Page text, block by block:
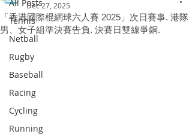
All Posts
Tennis
Netball
Rugby
Baseball
Racing
Cycling
Running
「香港國際棍網球六人賽 2025」次日賽事. 港隊
男、女子組準決賽告負. 決賽日雙線爭銅.
Dec 27, 2025